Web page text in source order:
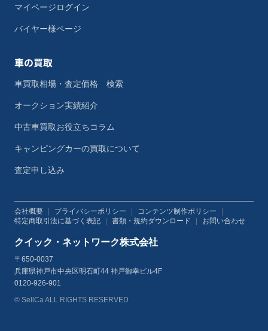
マイページログイン
バイヤー様ページ
車の買取
車買取相場・査定価格 検索
オークション実績紹介
中古車買取お役立ちコラム
キャンピングカーの買取について
査定申し込み
会社概要 プライバシーポリシー コンテンツ制作ポリシー
特定商取引法に基づく表記
書類・規約ダウンロード お問い合わせ
クイック・ネットワーク株式会社
〒650-0037
兵庫県神戸市中央区明石町44 神戸御幸ビル4F
0120-926-901
© SellCa ALL RIGHTS RESERVED